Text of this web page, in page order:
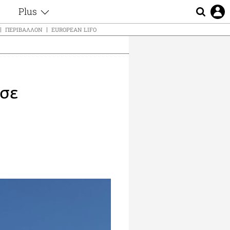
Plus
Θέματα
Videos
ΠΕΡΙΒΆΛΛΟΝ EUROPEAN LIFO